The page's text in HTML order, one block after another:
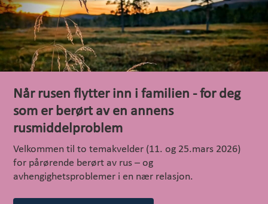
Når rusen flytter inn i familien - for deg
som er berørt av en annens
rusmiddelproblem
Velkommen til to temakvelder (11. og 25.mars 2026)
for pårørende berørt av rus – og
avhengighetsproblemer i en nær relasjon.